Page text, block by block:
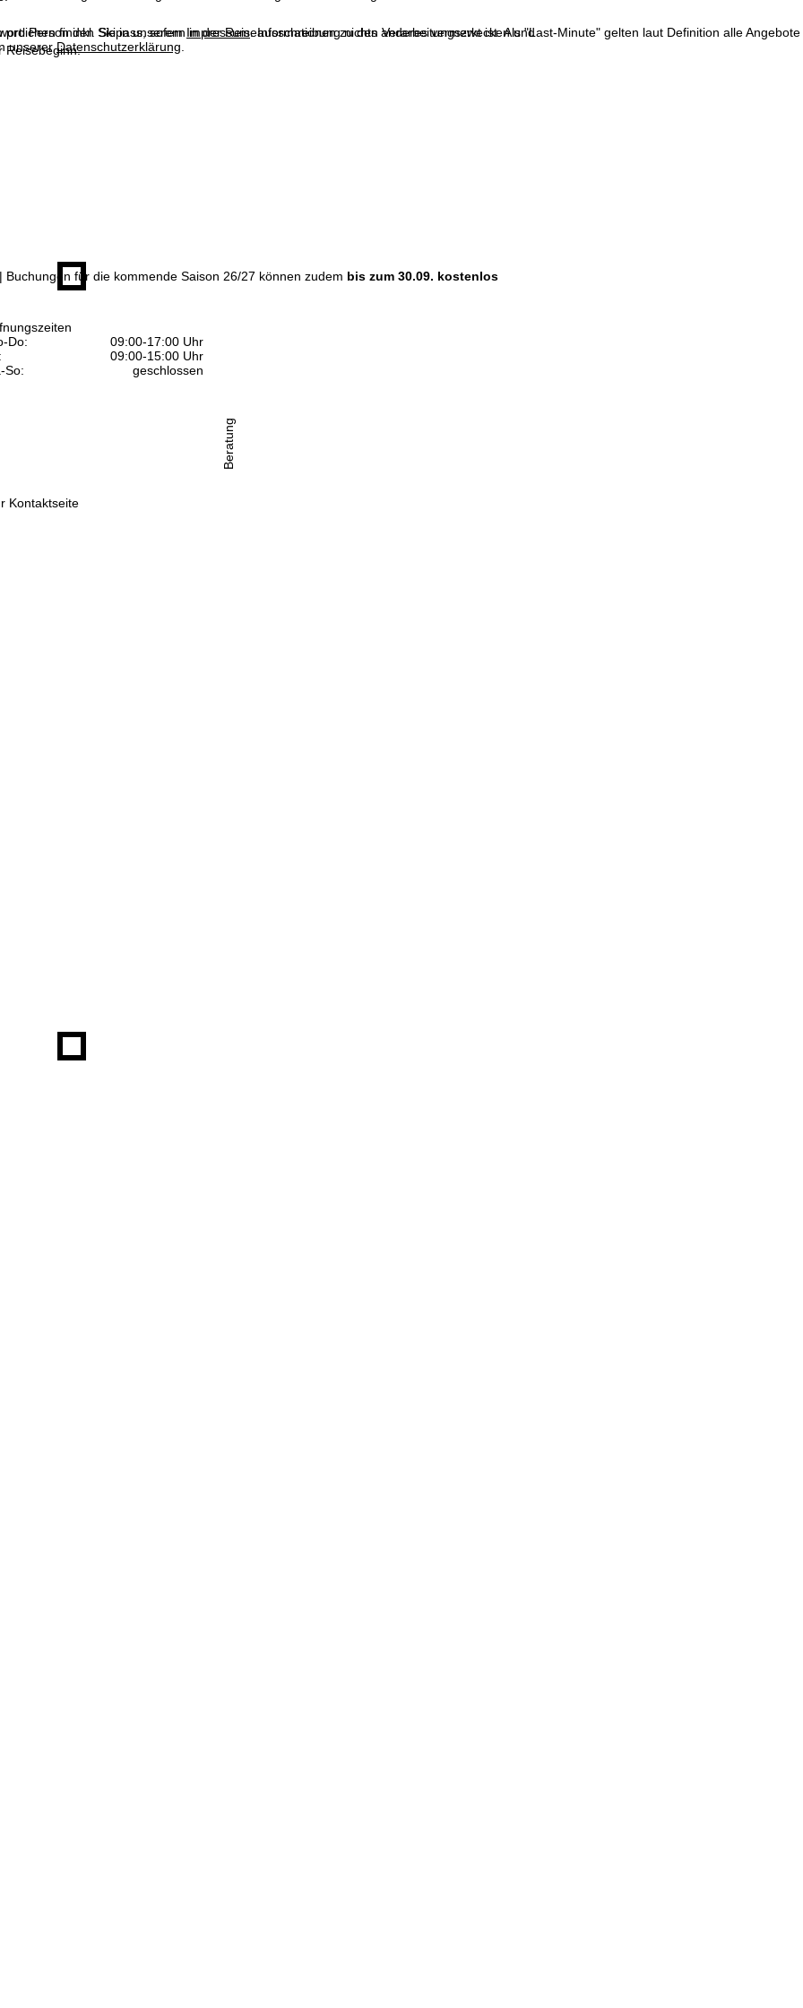
finden Sie in unseremImpressum. Informationen zu den Verarbeitungszwecken und
unsererDatenschutzerklärung
Do:
09:00-17:00 Uhr
09:00-15:00 Uhr
So:
geschlossen
Kontaktseite
Beratung
pro Person inkl. Skipass, sofern in der Reiseausschreibung nichts anderes vermerkt ist. Als "Last-Minute" gelten laut Definition alle Angebote
Reisebeginn.
für die kommende Saison 26/27 können zudem bis zum 30.09. kostenlos